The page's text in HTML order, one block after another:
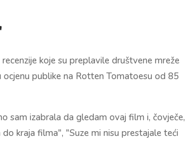
koje su preplavile društvene mreže
publike na Rotten Tomatoesu od 85
sam izabrala da gledam ovaj film i, čovječe,
kraja filma", "Suze mi nisu prestajale teći